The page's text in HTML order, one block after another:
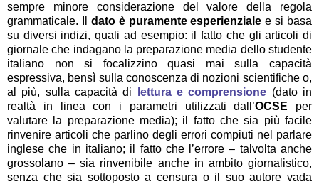
sempre minore considerazione del valore della regola
grammaticale. Il dato è puramente esperienziale e si basa
su diversi indizi, quali ad esempio: il fatto che gli articoli di
giornale che indagano la preparazione media dello studente
italiano non si focalizzino quasi mai sulla capacità
espressiva, bensì sulla conoscenza di nozioni scientifiche o,
al più, sulla capacità di
lettura e comprensione (dato in
realtà in linea con i parametri utilizzati dall’OCSE per
valutare la preparazione media); il fatto che sia più facile
rinvenire articoli che parlino degli errori compiuti nel parlare
inglese che in italiano; il fatto che l’errore – talvolta anche
grossolano – sia rinvenibile anche in ambito giornalistico,
senza che sia sottoposto a censura o il suo autore vada